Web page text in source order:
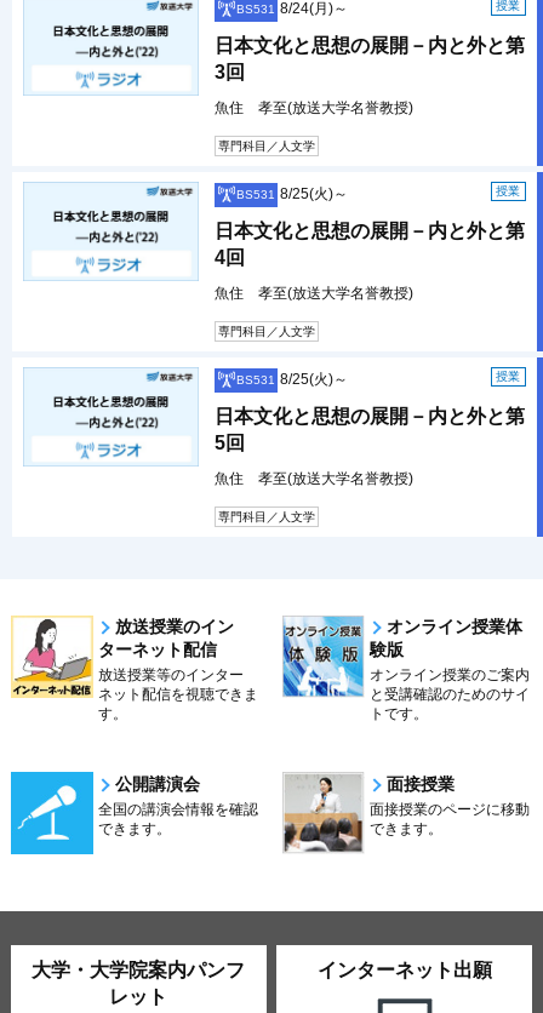
BS531 授業
8/24(月)～
日本文化と思想の展開－内と外と第
3回
魚住 孝至(放送大学名誉教授)
専門科目／人文学
BS531 授業
8/25(火)～
日本文化と思想の展開－内と外と第
4回
魚住 孝至(放送大学名誉教授)
専門科目／人文学
BS531 授業
8/25(火)～
日本文化と思想の展開－内と外と第
5回
魚住 孝至(放送大学名誉教授)
専門科目／人文学
放送授業のイン
ターネット配信
放送授業等のインター
ネット配信を視聴できま
す。
オンライン授業体
験版
オンライン授業のご案内
と受講確認のためのサイ
トです。
公開講演会
全国の講演会情報を確認
できます。
面接授業
面接授業のページに移動
できます。
大学・大学院案内パンフ
レット
インターネット出願